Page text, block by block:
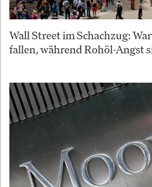
Wall Street im Schachzug:
fallen, während Rohöl-Angst